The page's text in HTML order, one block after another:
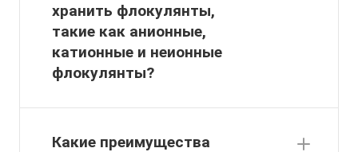
хранить флокулянты,
такие как анионные,
катионные и неионные
флокулянты?
Какие преимущества